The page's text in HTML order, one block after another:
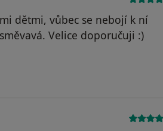
dětmi, vůbec se nebojí k ní
Velice doporučuji :)